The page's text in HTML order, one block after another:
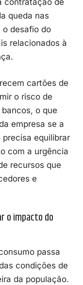
contratação de
queda nas
desafio do
relacionados à
cartões de
o risco de
o que
empresa se a
precisa equilibrar
com a urgência
recursos que
e
o impacto do
passa
condições de
da população.